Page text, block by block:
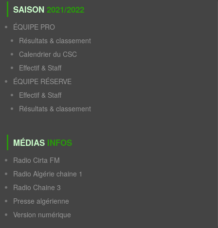
SAISON 2021/2022
ÉQUIPE PRO
Résultats & classement
Calendrier du CSC
Effectif & Staff
ÉQUIPE RÉSERVE
Effectif & Staff
Résultats & classement
MÉDIAS INFOS
Radio Cirta FM
Radio Algérie chaine 1
Radio Chaine 3
Presse algérienne
Version numérique